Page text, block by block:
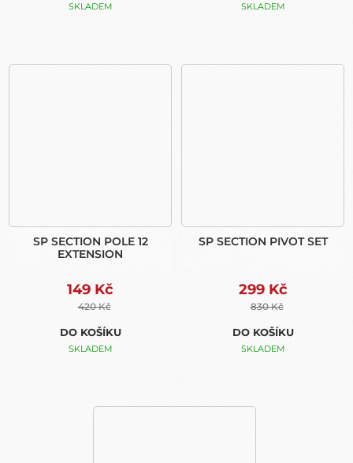
SKLADEM SKLADEM
SP SECTION POLE 12
EXTENSION
149 Kč
420 Kč
DO KOŠÍKU
SKLADEM
SP SECTION PIVOT SET
299 Kč
830 Kč
DO KOŠÍKU
SKLADEM